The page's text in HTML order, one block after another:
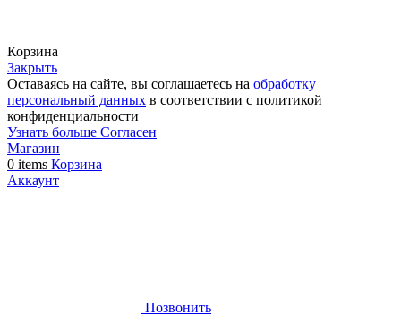
Корзина
Закрыть
Оставаясь на сайте, вы соглашаетесь на обработку
персональный данных в соответствии с политикой
конфиденциальности
Узнать больше Согласен
Магазин
0 items Корзина
Аккаунт
Позвонить